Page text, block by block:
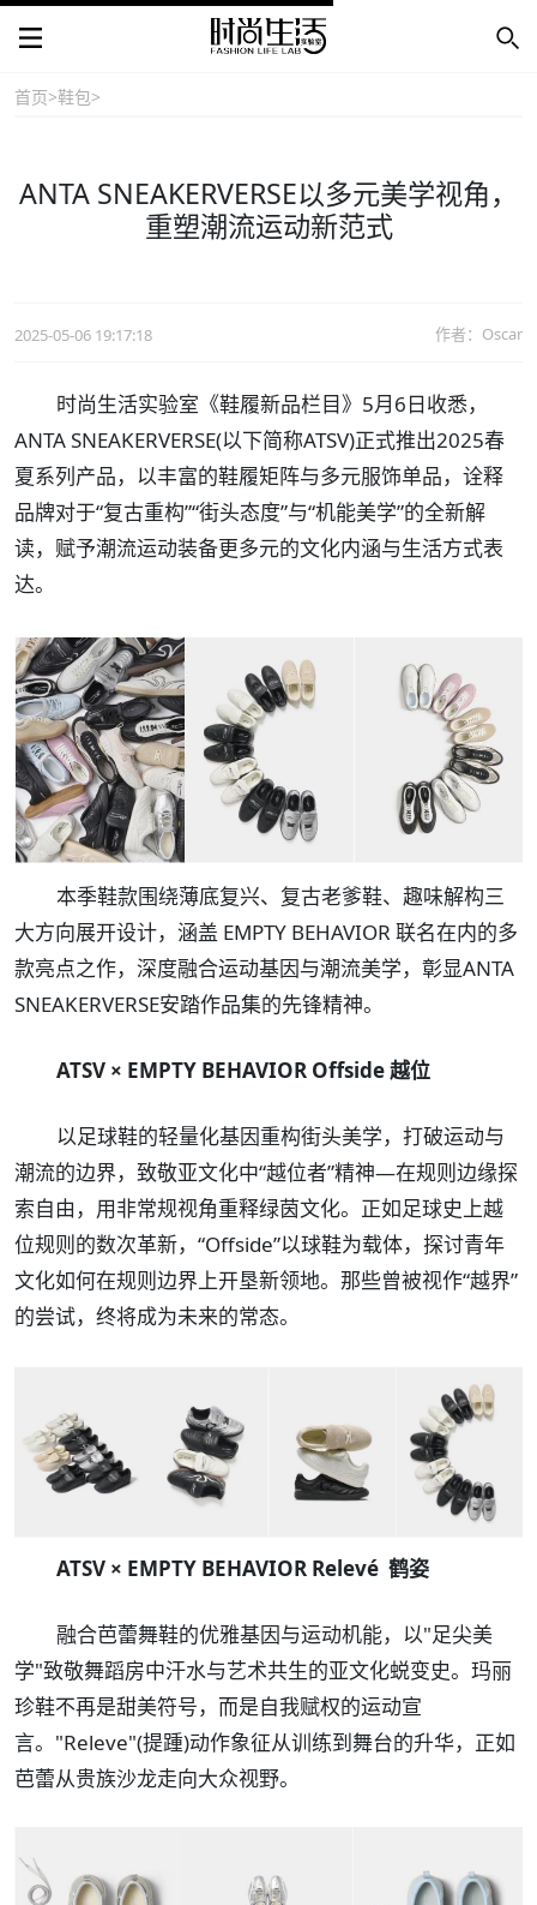
首页>鞋包>
ANTA SNEAKERVERSE以多元美学视角，
重塑潮流运动新范式
2025-05-06 19:17:18 作者：Oscar
时尚生活实验室《鞋履新品栏目》5月6日收悉，
ANTA SNEAKERVERSE(以下简称ATSV)正式推出2025春
夏系列产品，以丰富的鞋履矩阵与多元服饰单品，诠释
品牌对于“复古重构”“街头态度”与“机能美学”的全新解
读，赋予潮流运动装备更多元的文化内涵与生活方式表
达。
本季鞋款围绕薄底复兴、复古老爹鞋、趣味解构三
大方向展开设计，涵盖 EMPTY BEHAVIOR 联名在内的多
款亮点之作，深度融合运动基因与潮流美学，彰显ANTA
SNEAKERVERSE安踏作品集的先锋精神。
ATSV × EMPTY BEHAVIOR Offside 越位
以足球鞋的轻量化基因重构街头美学，打破运动与
潮流的边界，致敬亚文化中“越位者”精神—在规则边缘探
索自由，用非常规视角重释绿茵文化。正如足球史上越
位规则的数次革新，“Offside”以球鞋为载体，探讨青年
文化如何在规则边界上开垦新领地。那些曾被视作“越界”
的尝试，终将成为未来的常态。
ATSV × EMPTY BEHAVIOR Relevé 鹤姿
融合芭蕾舞鞋的优雅基因与运动机能，以"足尖美
学"致敬舞蹈房中汗水与艺术共生的亚文化蜕变史。玛丽
珍鞋不再是甜美符号，而是自我赋权的运动宣
言。"Releve"(提踵)动作象征从训练到舞台的升华，正如
芭蕾从贵族沙龙走向大众视野。